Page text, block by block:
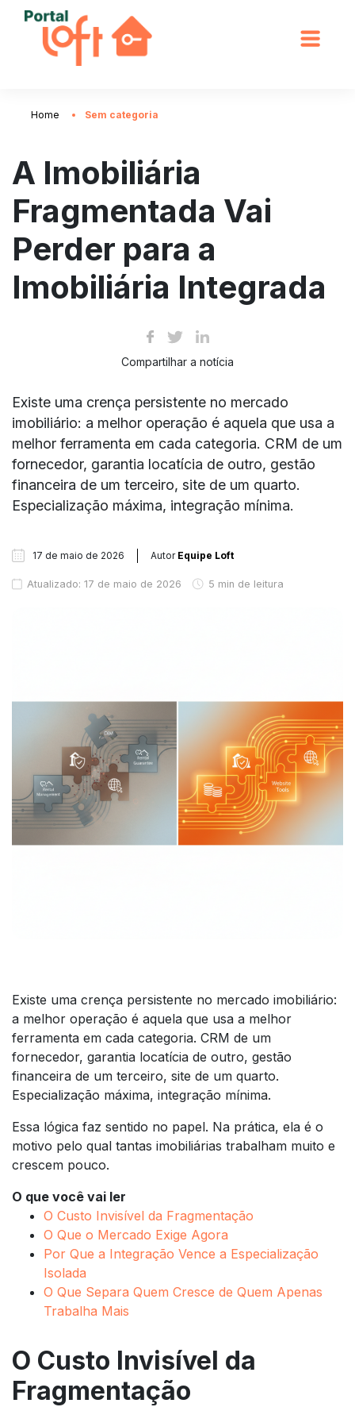
Home Sem categoria
A Imobiliária
Fragmentada Vai
Perder para a
Imobiliária Integrada
Compartilhar a notícia
Existe uma crença persistente no mercado
imobiliário: a melhor operação é aquela que usa a
melhor ferramenta em cada categoria. CRM de um
fornecedor, garantia locatícia de outro, gestão
financeira de um terceiro, site de um quarto.
Especialização máxima, integração mínima.
17 de maio de 2026 Autor Equipe Loft
Atualizado: 17 de maio de 2026 5 min de leitura
Existe uma crença persistente no mercado imobiliário:
a melhor operação é aquela que usa a melhor
ferramenta em cada categoria. CRM de um
fornecedor, garantia locatícia de outro, gestão
financeira de um terceiro, site de um quarto.
Especialização máxima, integração mínima.
Essa lógica faz sentido no papel. Na prática, ela é o
motivo pelo qual tantas imobiliárias trabalham muito e
crescem pouco.
O que você vai ler
O Custo Invisível da Fragmentação
O Que o Mercado Exige Agora
Por Que a Integração Vence a Especialização
Isolada
O Que Separa Quem Cresce de Quem Apenas
Trabalha Mais
O Custo Invisível da
Fragmentação